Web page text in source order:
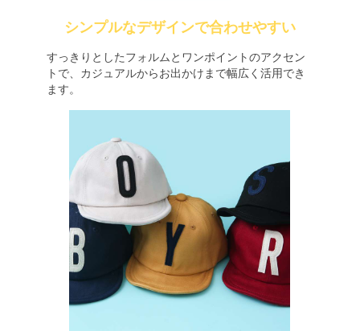
シンプルなデザインで合わせやすい
すっきりとしたフォルムとワンポイントのアクセン
トで、カジュアルからお出かけまで幅広く活用でき
ます。